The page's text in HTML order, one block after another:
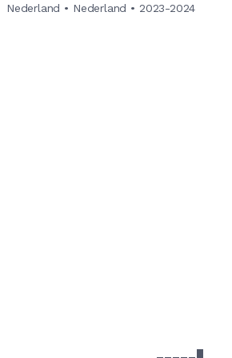
Nederland • Nederland • 2023-2024